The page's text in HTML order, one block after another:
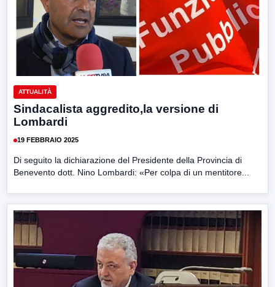
ATTUALITÀ
Sindacalista aggredito,la versione di
Lombardi
19 FEBBRAIO 2025
Di seguito la dichiarazione del Presidente della Provincia di
Benevento dott. Nino Lombardi: «Per colpa di un mentitore...